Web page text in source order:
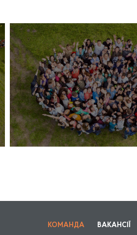
КОМАНДА ВАКАНСІЇ